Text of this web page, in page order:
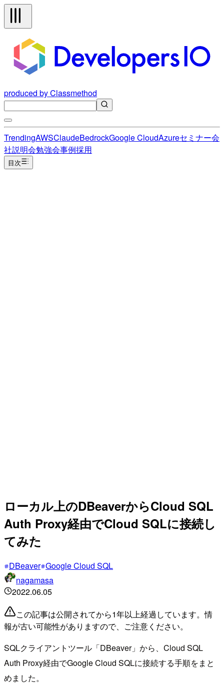
produced by Classmethod
TrendingAWSClaudeBedrockGoogle CloudAzureセミナー会
社説明会勉強会事例採用
目次
ローカル上のDBeaverからCloud SQL
Auth Proxy経由でCloud SQLに接続し
てみた
DBeaver Google Cloud SQL
nagamasa
2022.06.05
この記事は公開されてから1年以上経過しています。情
報が古い可能性がありますので、ご注意ください。
SQLクライアントツール「DBeaver」から、Cloud SQL
Auth Proxy経由でGoogle Cloud SQLに接続する手順をまと
めました。